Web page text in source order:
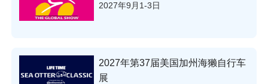
2027年9月1-3日
2027年第37届美国加州海獭自行车
展